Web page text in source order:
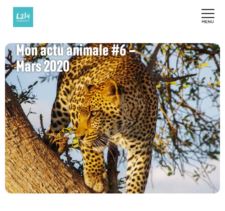
Mon actu animale #6 –
Mars 2020